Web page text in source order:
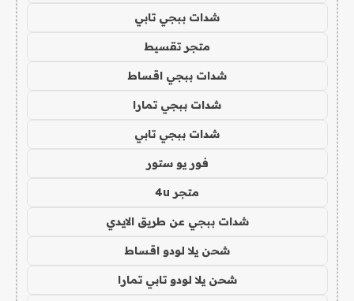
شدات ببجي تابي
متجر تقسيط
شدات ببجي اقساط
شدات ببجي تمارا
شدات ببجي تابي
فور يو ستور
متجر 4u
شدات ببجي عن طريق الايدي
شحن يلا لودو اقساط
شحن يلا لودو تابي تمارا